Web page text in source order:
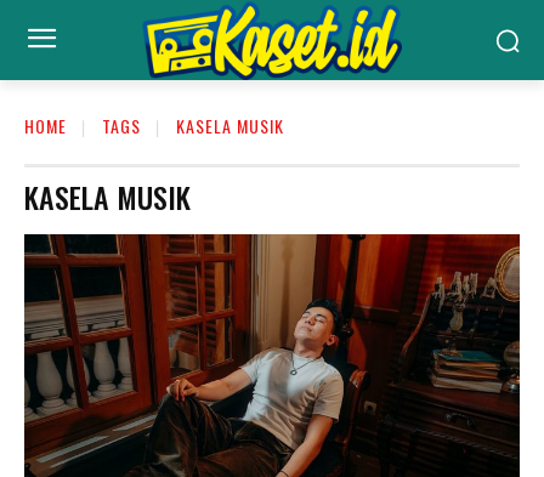
HOME TAGS KASELA MUSIK
KASELA MUSIK